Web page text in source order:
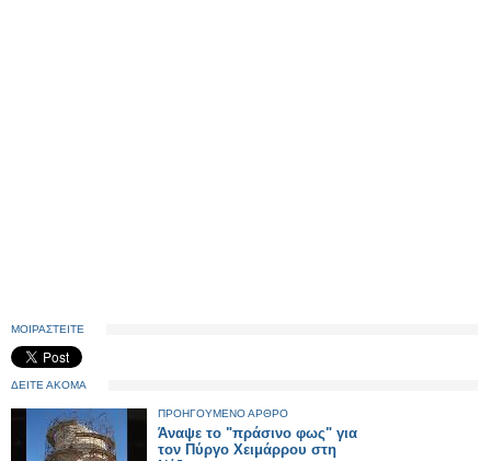
ΜΟΙΡΑΣΤΕΙΤΕ
ΔΕΙΤΕ ΑΚΟΜΑ
ΠΡΟΗΓΟΥΜΕΝΟ ΑΡΘΡΟ
Άναψε το "πράσινο φως" για
τον Πύργο Χειμάρρου στη